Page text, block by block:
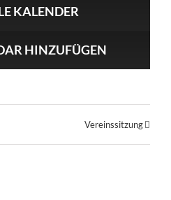
KALENDER
HINZUFÜGEN
Vereinssitzung